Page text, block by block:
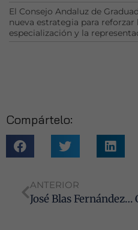
El Consejo Andaluz de
nueva estrategia para
especialización y la
Compártelo:
ANTERIOR
José Blas Fernández, en el acto de imposición de la Cruz de San Raimundo de Peñafort a la fiscal de Violencia sobre la Mujer de Cádiz, presidido por el Fiscal General del Estado